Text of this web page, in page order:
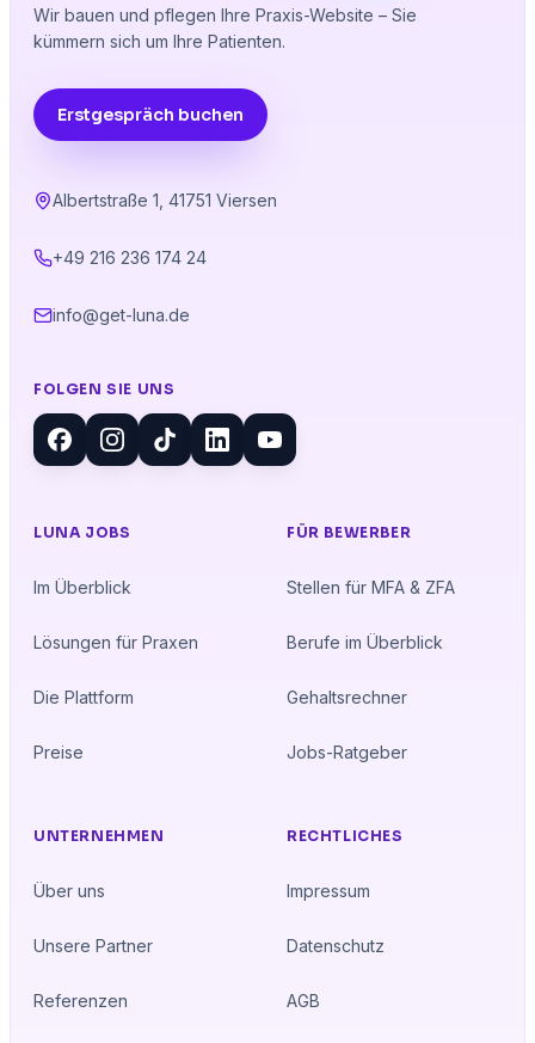
Wir bauen und pflegen Ihre Praxis-Website – Sie
kümmern sich um Ihre Patienten.
Erstgespräch buchen
Albertstraße 1 41751 Viersen
+49 216 236 174 24
info@get-luna.de
FOLGEN SIE UNS
LUNA JOBS
Im Überblick
Lösungen für Praxen
Die Plattform
Preise
FÜR BEWERBER
Stellen für MFA & ZFA
Berufe im Überblick
Gehaltsrechner
Jobs-Ratgeber
UNTERNEHMEN
Über uns
Unsere Partner
Referenzen
RECHTLICHES
Impressum
Datenschutz
AGB